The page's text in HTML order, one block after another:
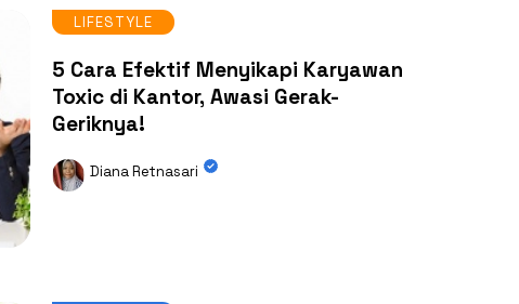
LIFESTYLE
5 Cara Efektif Menyikapi Karyawan
Toxic di Kantor, Awasi Gerak-
Geriknya!
Diana Retnasari